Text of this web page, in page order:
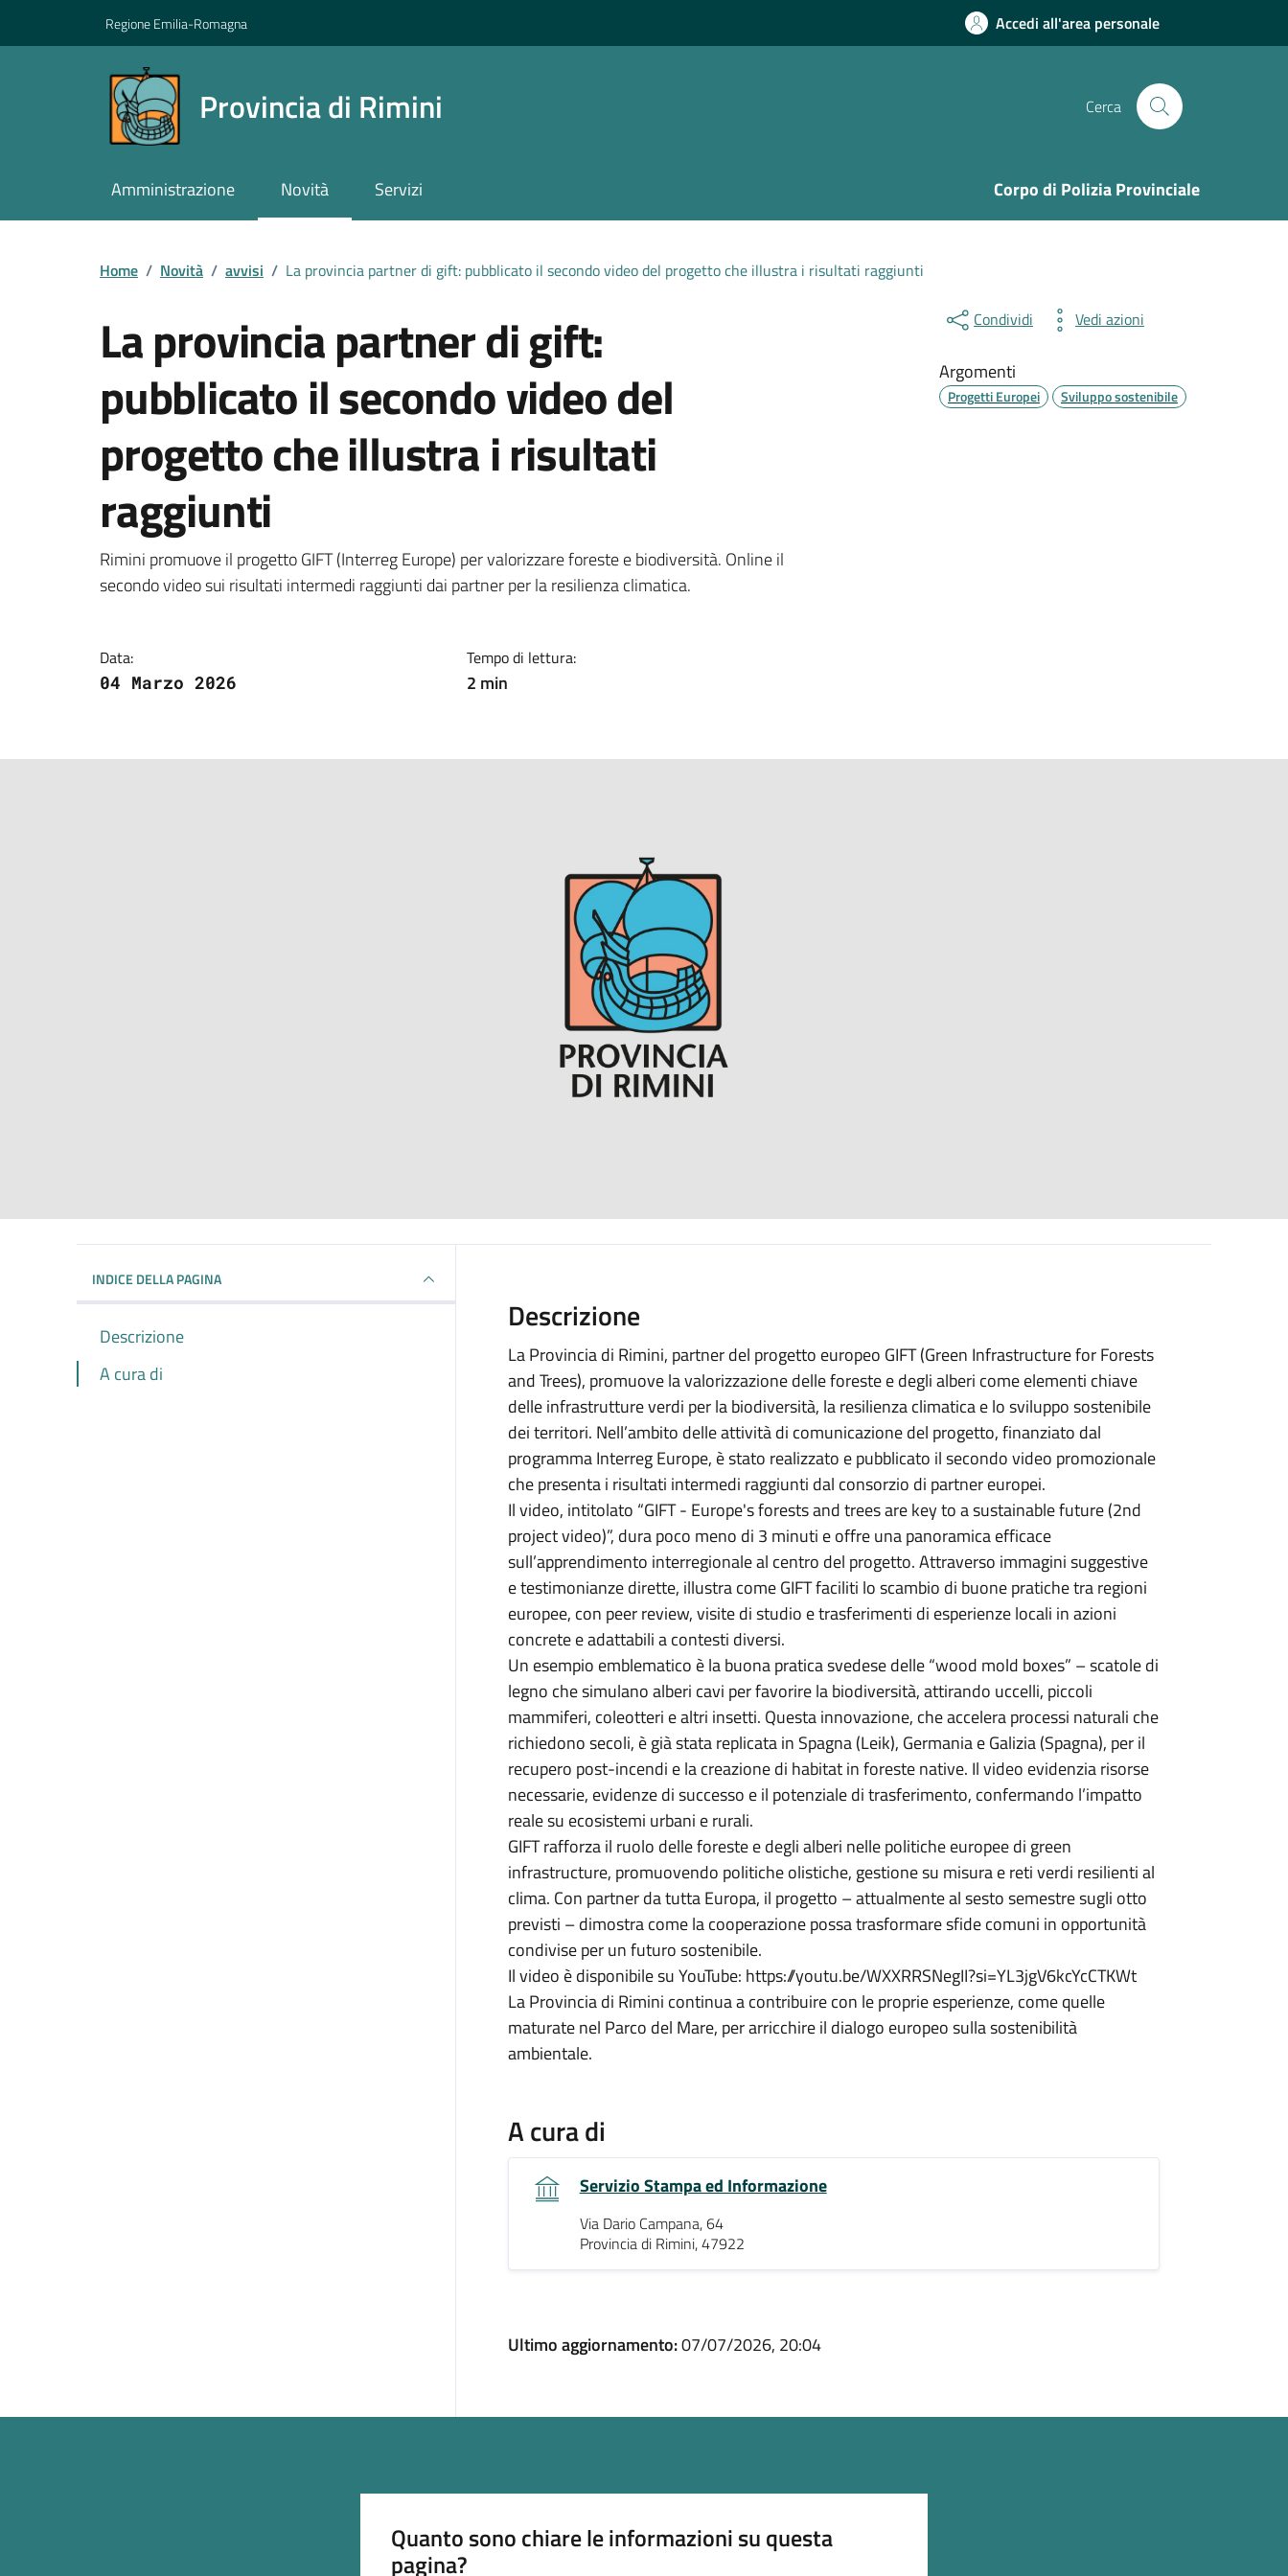
Regione Emilia-Romagna Accedi all'area personale
Provincia di Rimini Cerca
Amministrazione Novità Servizi Corpo di Polizia Provinciale
Home / Novità / avvisi / La provincia partner di gift: pubblicato il secondo video del progetto che illustra i risultati raggiunti
La provincia partner di gift:
pubblicato il secondo video del
progetto che illustra i risultati
raggiunti
Dettagli della notizia
Rimini promuove il progetto GIFT (Interreg Europe) per valorizzare foreste e biodiversità. Online il
secondo video sui risultati intermedi raggiunti dai partner per la resilienza climatica.
Data:
04 Marzo 2026
Tempo di lettura:
2 min
Condividi Vedi azioni
Argomenti
Progetti Europei Sviluppo sostenibile
INDICE DELLA PAGINA
Descrizione
A cura di
Descrizione
La Provincia di Rimini, partner del progetto europeo GIFT (Green Infrastructure for Forests
and Trees), promuove la valorizzazione delle foreste e degli alberi come elementi chiave
delle infrastrutture verdi per la biodiversità, la resilienza climatica e lo sviluppo sostenibile
dei territori. Nell’ambito delle attività di comunicazione del progetto, finanziato dal
programma Interreg Europe, è stato realizzato e pubblicato il secondo video promozionale
che presenta i risultati intermedi raggiunti dal consorzio di partner europei.
Il video, intitolato “GIFT - Europe's forests and trees are key to a sustainable future (2nd
project video)”, dura poco meno di 3 minuti e offre una panoramica efficace
sull’apprendimento interregionale al centro del progetto. Attraverso immagini suggestive
e testimonianze dirette, illustra come GIFT faciliti lo scambio di buone pratiche tra regioni
europee, con peer review, visite di studio e trasferimenti di esperienze locali in azioni
concrete e adattabili a contesti diversi.
Un esempio emblematico è la buona pratica svedese delle “wood mold boxes” – scatole di
legno che simulano alberi cavi per favorire la biodiversità, attirando uccelli, piccoli
mammiferi, coleotteri e altri insetti. Questa innovazione, che accelera processi naturali che
richiedono secoli, è già stata replicata in Spagna (Leik), Germania e Galizia (Spagna), per il
recupero post-incendi e la creazione di habitat in foreste native. Il video evidenzia risorse
necessarie, evidenze di successo e il potenziale di trasferimento, confermando l’impatto
reale su ecosistemi urbani e rurali.
GIFT rafforza il ruolo delle foreste e degli alberi nelle politiche europee di green
infrastructure, promuovendo politiche olistiche, gestione su misura e reti verdi resilienti al
clima. Con partner da tutta Europa, il progetto – attualmente al sesto semestre sugli otto
previsti – dimostra come la cooperazione possa trasformare sfide comuni in opportunità
condivise per un futuro sostenibile.
Il video è disponibile su YouTube: https://youtu.be/WXXRRSNegII?si=YL3jgV6kcYcCTKWt
La Provincia di Rimini continua a contribuire con le proprie esperienze, come quelle
maturate nel Parco del Mare, per arricchire il dialogo europeo sulla sostenibilità
ambientale.
A cura di
Servizio Stampa ed Informazione
Via Dario Campana, 64
Provincia di Rimini, 47922
Ultimo aggiornamento:07/07/2026, 20:04
Quanto sono chiare le informazioni su questa
pagina?